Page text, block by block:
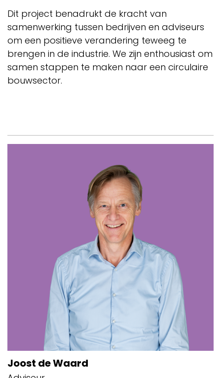
Dit project benadrukt de kracht van
samenwerking tussen bedrijven en adviseurs
om een positieve verandering teweeg te
brengen in de industrie. We zijn enthousiast om
samen stappen te maken naar een circulaire
bouwsector.
Joost de Waard